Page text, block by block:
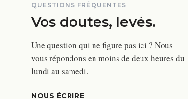
QUESTIONS FRÉQUENTES
Vos doutes, levés.
Une question qui ne figure pas ici ? Nous
vous répondons en moins de deux heures du
lundi au samedi.
NOUS ÉCRIRE